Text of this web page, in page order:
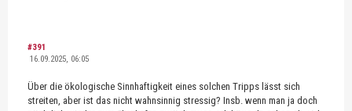
#391
16.09.2025, 06:05
Über die ökologische Sinnhaftigkeit eines solchen Tripps lässt sich
streiten, aber ist das nicht wahnsinnig stressig? Insb. wenn man ja doch